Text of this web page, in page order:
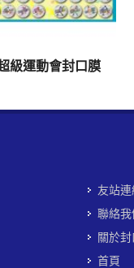
級運動會封口膜
友站連
聯絡我
關於
首頁